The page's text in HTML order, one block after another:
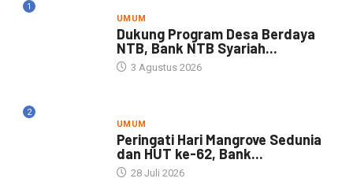
1
UMUM
Dukung Program Desa Berdaya
NTB, Bank NTB Syariah...
3 Agustus 2026
2
UMUM
Peringati Hari Mangrove Sedunia
dan HUT ke-62, Bank...
28 Juli 2026